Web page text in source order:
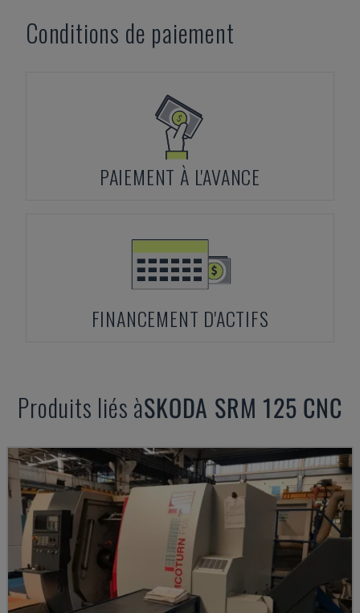
Conditions de paiement
PAIEMENT À L'AVANCE
FINANCEMENT D'ACTIFS
Produits liés àSKODA SRM 125 CNC